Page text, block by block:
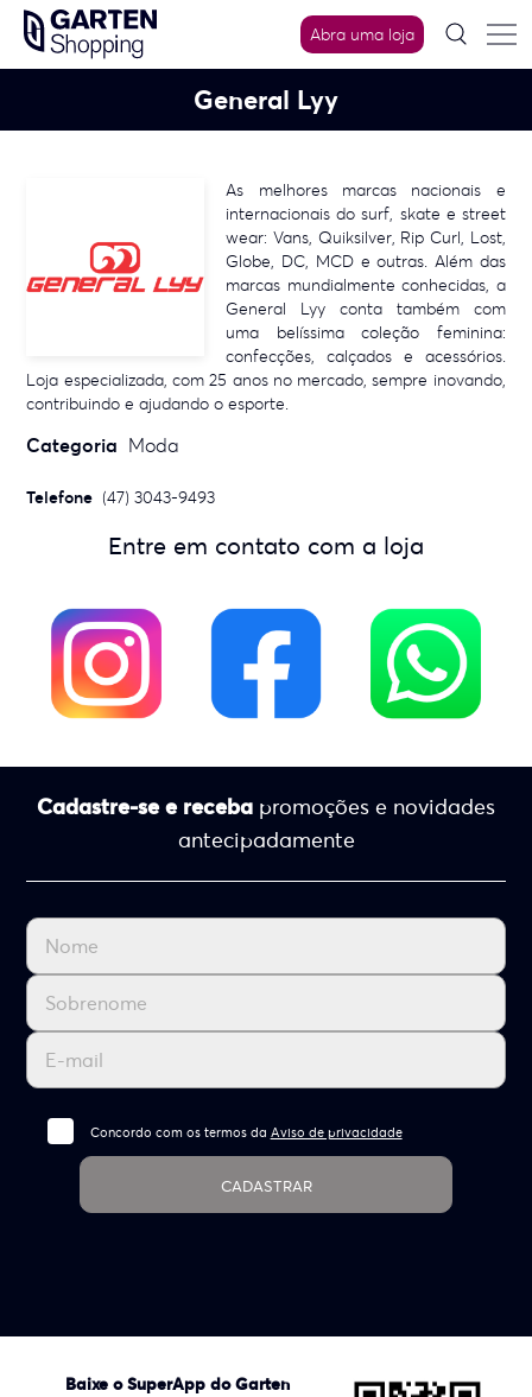
Skip
content
Abra uma loja
General Lyy
As melhores marcas nacionais e
internacionais do surf, skate e street
wear: Vans, Quiksilver, Rip Curl, Lost,
Globe, DC, MCD e outras. Além das
marcas mundialmente conhecidas, a
General Lyy conta também com
uma belíssima coleção feminina:
confecções, calçados e acessórios.
Loja especializada, com 25 anos no mercado, sempre inovando,
contribuindo e ajudando o esporte.
Categoria Moda
Telefone (47) 3043-9493
Entre em contato com a loja
Cadastre-se e receba promoções e novidades
antecipadamente
Concordo com os termos da Aviso de privacidade
CADASTRAR
Baixe o SuperApp do Garten